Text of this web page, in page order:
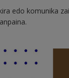
edo komunika